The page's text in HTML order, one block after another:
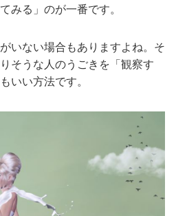
みる」のが一番です。
いない場合もありますよね。そ
そうな人のうごきを「観察す
いい方法です。